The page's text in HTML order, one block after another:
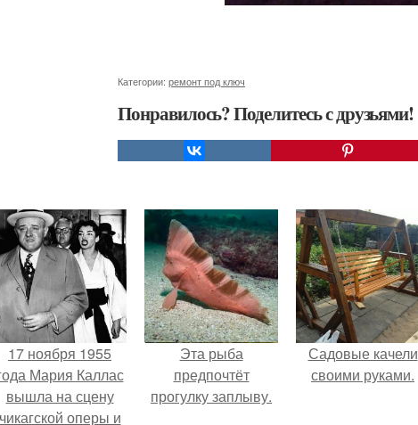
Категории: ремонт под ключ
Понравилось? Поделитесь с друзьями!
17 ноября 1955
Мария Каллас
вышла на сцену
чикагской оперы и
Эта рыба
предпочтёт
прогулку заплыву.
Садовые качели
своими руками.